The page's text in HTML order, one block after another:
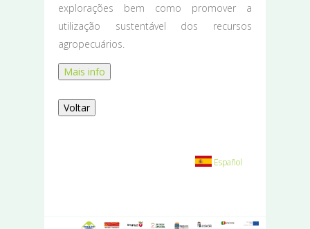
explorações bem como promover a
utilização sustentável dos recursos
agropecuários.
Mais info
Voltar
Español